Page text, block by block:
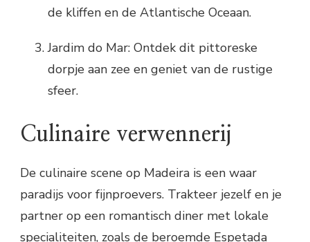
de kliffen en de Atlantische Oceaan.
Jardim do Mar: Ontdek dit pittoreske
dorpje aan zee en geniet van de rustige
sfeer.
Culinaire verwennerij
De culinaire scene op Madeira is een waar
paradijs voor fijnproevers. Trakteer jezelf en je
partner op een romantisch diner met lokale
specialiteiten, zoals de beroemde Espetada